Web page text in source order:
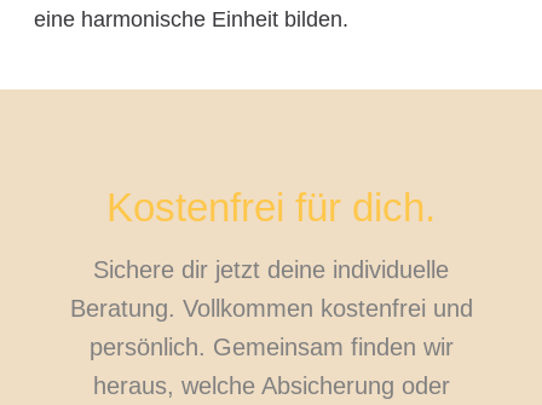
eine harmonische Einheit bilden.
Kostenfrei für dich.
Sichere dir jetzt deine individuelle
Beratung. Vollkommen kostenfrei und
persönlich. Gemeinsam finden wir
heraus, welche Absicherung oder